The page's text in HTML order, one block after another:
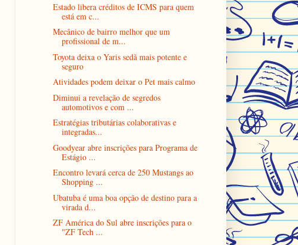
Estado libera créditos de ICMS para quem
está em c...
Mecânico de bairro melhor que um
profissional de m...
Toyota deixa o Yaris sedã mais potente e
seguro
Atividades podem deixar o Pet mais calmo
Diminui a revelação de segredos
automotivos e com ...
Estratégias tributárias colaborativas e
integradas...
Goodyear abre inscrições para Programa de
Estágio ...
Encontro levará cerca de 250 Mustangs ao
Shopping ...
Ubatuba é uma boa opção de destino para a
virada d...
ZF América do Sul abre inscrições para o
"ZF Tech ...